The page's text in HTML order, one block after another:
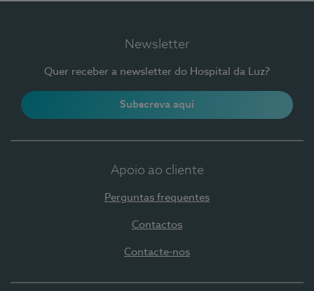
Newsletter
Quer receber a newsletter do Hospital da Luz?
Subscreva aqui
Apoio ao cliente
Perguntas frequentes
Contactos
Contacte-nos